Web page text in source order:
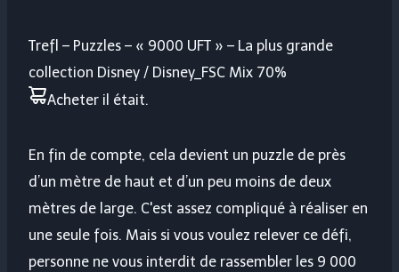
Trefl – Puzzles – « 9000 UFT » – La plus grande
collection Disney / Disney_FSC Mix 70%
Acheter il était.
En fin de compte, cela devient un puzzle de près
d’un mètre de haut et d’un peu moins de deux
mètres de large. C'est assez compliqué à réaliser en
une seule fois. Mais si vous voulez relever ce défi,
personne ne vous interdit de rassembler les 9 000